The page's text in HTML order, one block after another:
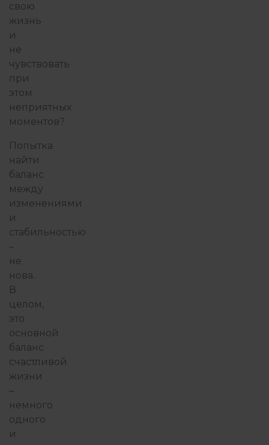
свою
жизнь
и
не
чувствовать
при
этом
неприятных
моментов?
Попытка
найти
баланс
между
изменениями
и
стабильностью
–
не
нова.
В
целом,
это
основной
баланс
счастливой
жизни
–
немного
одного
и